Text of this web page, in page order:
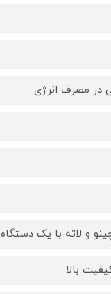
در مصرف انرژی
و لاته با یک دستگاه